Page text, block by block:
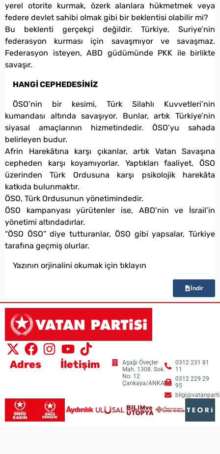
yerel otorite kurmak, özerk alanlara hükmetmek veya
federe devlet sahibi olmak gibi bir beklentisi olabilir mi?
Bu beklenti gerçekçi değildir. Türkiye, Suriye’nin
federasyon kurması için savaşmıyor ve savaşmaz.
Federasyon isteyen, ABD güdümünde PKK ile birlikte
savaşır.
HANGİ CEPHEDESİNİZ
ÖSO’nin bir kesimi, Türk Silahlı Kuvvetleri’nin
kumandası altında savaşıyor. Bunlar, artık Türkiye’nin
siyasal amaçlarının hizmetindedir. ÖSO’yu sahada
belirleyen budur.
Afrin Harekâtına karşı çıkanlar, artık Vatan Savaşına
cepheden karşı koyamıyorlar. Yaptıkları faaliyet, ÖSO
üzerinden Türk Ordusuna karşı psikolojik harekâta
katkıda bulunmaktır.
ÖSO, Türk Ordusunun yönetimindedir.
ÖSO kampanyası yürütenler ise, ABD’nin ve İsrail’in
yönetimi altındadırlar.
“ÖSO ÖSO” diye tutturanlar, ÖSO gibi yapsalar, Türkiye
tarafına geçmiş olurlar.
Yazının orjinalini okumak için tıklayın
İndir
Adres
Aşağı Öveçler
Mah. 1308. Sok.
No: 12
Çankaya/ANKARA
İletişim
0312 231 81
11
0312 229 29
95